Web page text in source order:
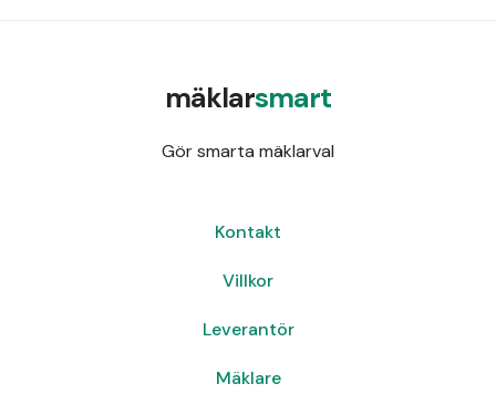
mäklarsmart
Gör smarta mäklarval
Kontakt
Villkor
Leverantör
Mäklare